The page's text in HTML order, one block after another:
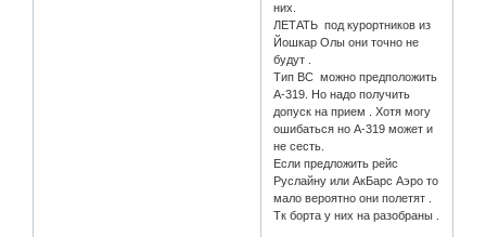
них.
ЛЕТАТЬ под курортников из
Йошкар Олы они точно не
будут .
Тип ВС можно предположить
А-319. Но надо получить
допуск на прием . Хотя могу
ошибаться но А-319 может и
не сесть.
Если предложить рейс
Руслайну или АкБарс Аэро то
мало вероятно они полетят .
Тк борта у них на разобраны .